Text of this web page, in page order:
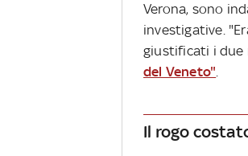
Verona, sono
investigative.
giustificati i due
del Veneto".
Il rogo